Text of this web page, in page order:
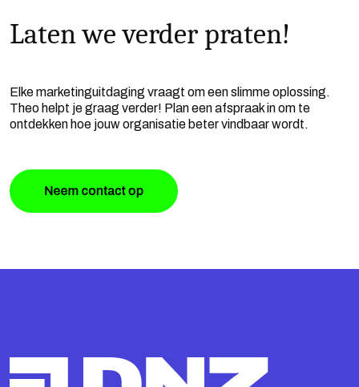
Laten we verder praten!
Elke marketinguitdaging vraagt om een slimme oplossing.
Theo helpt je graag verder! Plan een afspraak in om te
ontdekken hoe jouw organisatie beter vindbaar wordt.